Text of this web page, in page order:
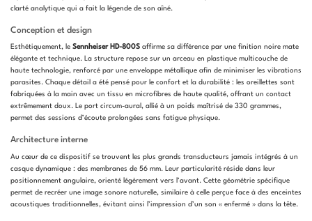
clarté analytique qui a fait la légende de son aîné.
Conception et design
Esthétiquement, le Sennheiser HD-800S affirme sa différence par une finition noire mate
élégante et technique. La structure repose sur un arceau en plastique multicouche de
haute technologie, renforcé par une enveloppe métallique afin de minimiser les vibrations
parasites. Chaque détail a été pensé pour le confort et la durabilité : les oreillettes sont
fabriquées à la main avec un tissu en microfibres de haute qualité, offrant un contact
extrêmement doux. Le port circum-aural, allié à un poids maîtrisé de 330 grammes,
permet des sessions d’écoute prolongées sans fatigue physique.
Architecture interne
Au cœur de ce dispositif se trouvent les plus grands transducteurs jamais intégrés à un
casque dynamique : des membranes de 56 mm. Leur particularité réside dans leur
positionnement angulaire, orienté légèrement vers l’avant. Cette géométrie spécifique
permet de recréer une image sonore naturelle, similaire à celle perçue face à des enceintes
acoustiques traditionnelles, évitant ainsi l’impression d’un son « enfermé » dans la tête.